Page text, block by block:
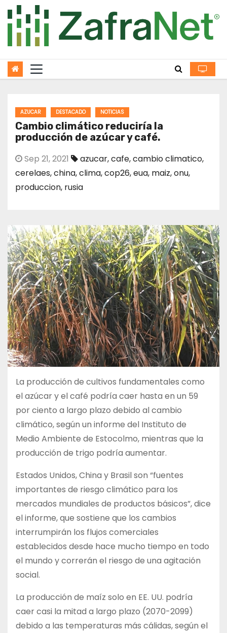
to
content
AZUCAR DESTACADO NOTICIAS
Cambio climático reduciría la
producción de azúcar y café.
Sep 21, 2021 azucar,cafe,cambio climatico,
cerelaes,china,clima,cop26,eua, maiz,onu,
produccion, rusia
La producción de cultivos fundamentales como
el azúcar y el café podría caer hasta en un 59
por ciento a largo plazo debido al cambio
climático, según un informe del Instituto de
Medio Ambiente de Estocolmo, mientras que la
producción de trigo podría aumentar.
Estados Unidos, China y Brasil son “fuentes
importantes de riesgo climático para los
mercados mundiales de productos básicos”, dice
el informe, que sostiene que los cambios
interrumpirán los flujos comerciales
establecidos desde hace mucho tiempo en todo
el mundo y correrán el riesgo de una agitación
social.
La producción de maíz solo en EE. UU. podría
caer casi la mitad a largo plazo (2070-2099)
debido a las temperaturas más cálidas, según el